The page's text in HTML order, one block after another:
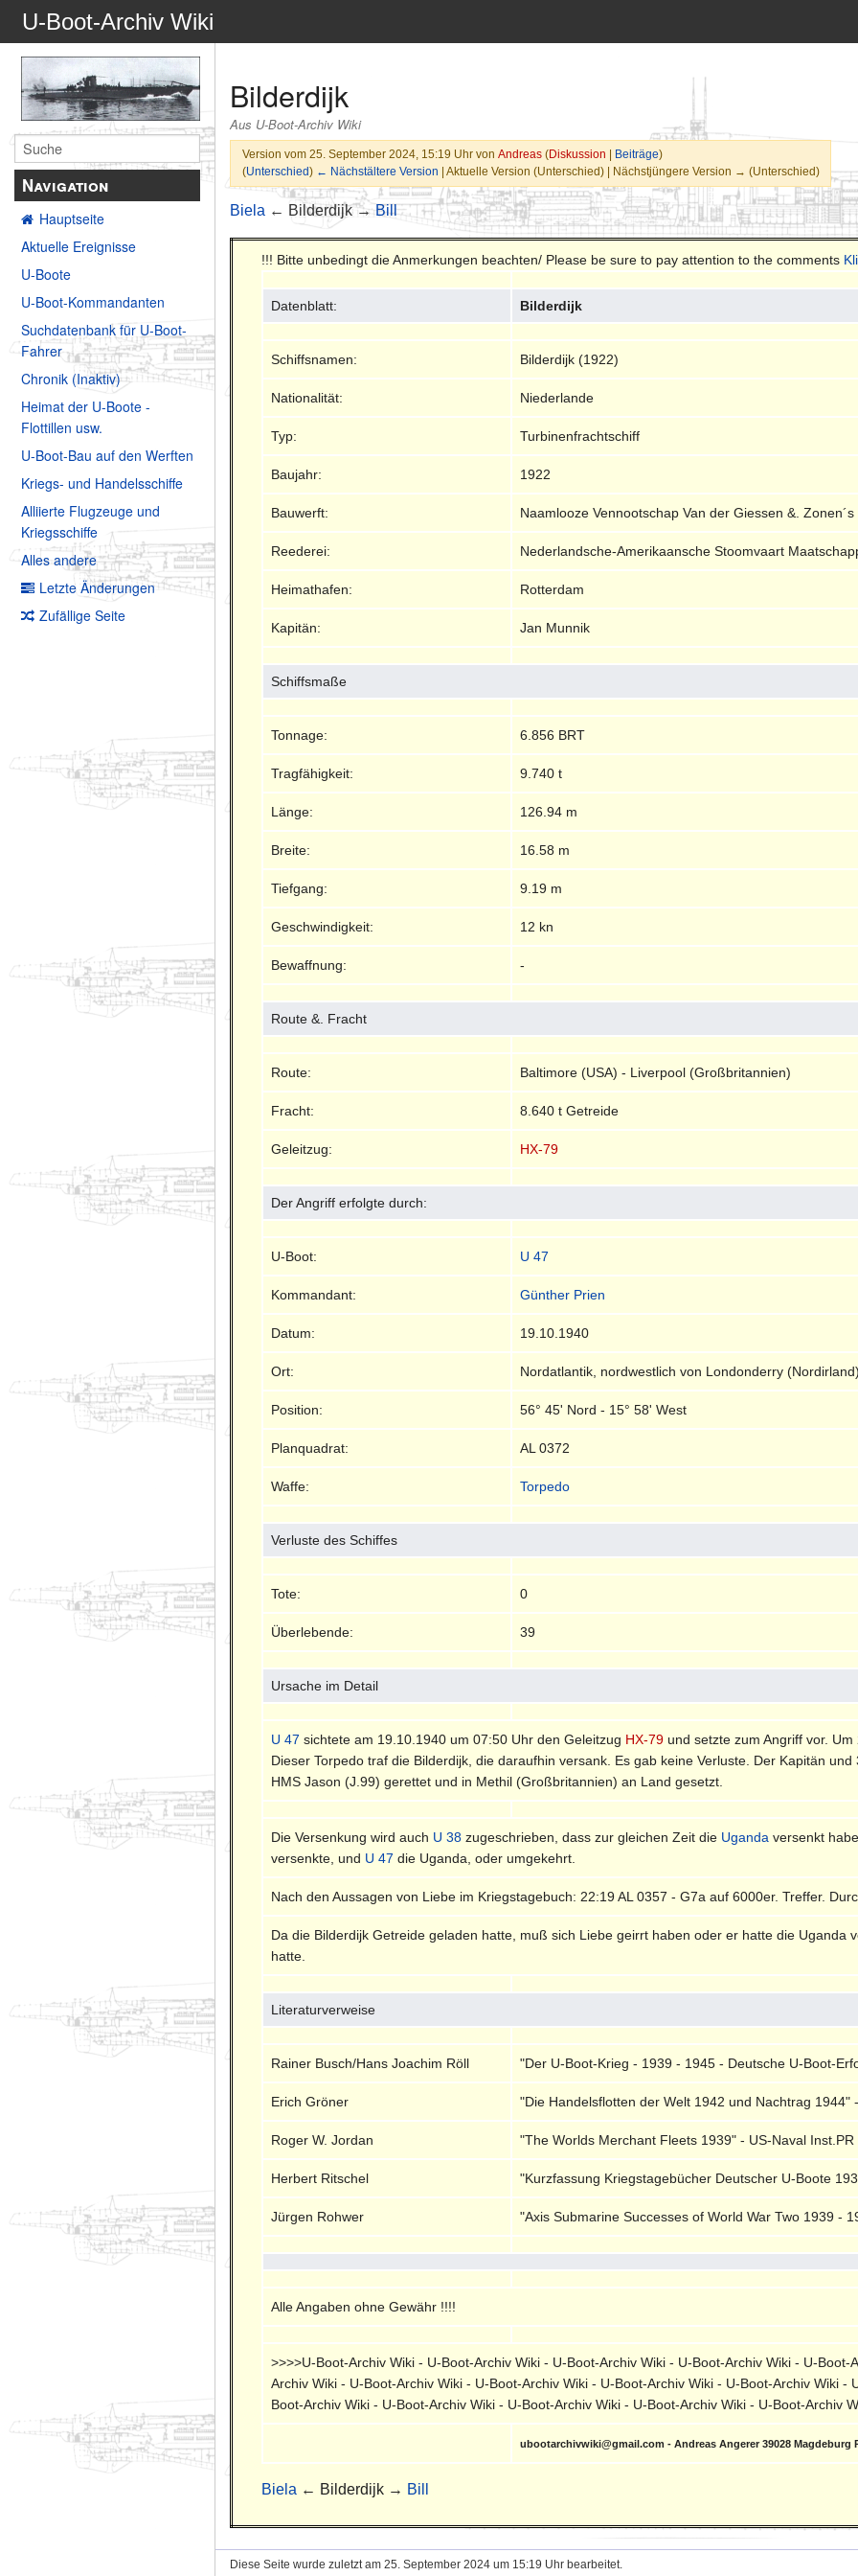
U-Boot-Archiv Wiki
Navigation
Hauptseite
Aktuelle Ereignisse
U-Boote
U-Boot-Kommandanten
Suchdatenbank für U-Boot-
Fahrer
Chronik (Inaktiv)
Heimat der U-Boote -
Flottillen usw.
U-Boot-Bau auf den Werften
Kriegs- und Handelsschiffe
Alliierte Flugzeuge und
Kriegsschiffe
Alles andere
Letzte Änderungen
Zufällige Seite
Bilderdijk
Aus U-Boot-Archiv Wiki
Version vom 25. September 2024, 15:19 Uhr von Andreas (Diskussion Beiträge)
(Unterschied) ← Nächstältere Version | Aktuelle Version (Unterschied) | Nächstjüngere Version → (Unterschied)
Biela ← Bilderdijk →Bill
!!! Bitte unbedingt die Anmerkungen beachten/ Please be sure to pay attention to the comments
Datenblatt: Bilderdijk
Schiffsnamen: Bilderdijk (1922)
Nationalität: Niederlande
Typ: Turbinenfrachtschiff
Baujahr: 1922
Bauwerft: Naamlooze Vennootschap Van der Giessen &.
Reederei: Nederlandsche-Amerikaansche Stoomvaart
Heimathafen: Rotterdam
Kapitän: Jan Munnik
Schiffsmaße
Tonnage: 6.856 BRT
Tragfähigkeit: 9.740 t
Länge: 126.94 m
Breite: 16.58 m
Tiefgang: 9.19 m
Geschwindigkeit: 12 kn
Bewaffnung: -
Route &. Fracht
Route: Baltimore (USA) - Liverpool (Großbritannien)
Fracht: 8.640 t Getreide
Geleitzug: HX-79
Der Angriff erfolgte durch:
U-Boot: U 47
Kommandant: Günther Prien
Datum: 19.10.1940
Ort: Nordatlantik, nordwestlich von Londonderry
Position: 56° 45' Nord - 15° 58' West
Planquadrat: AL 0372
Waffe: Torpedo
Verluste des Schiffes
Tote: 0
Überlebende: 39
Ursache im Detail
U 47 sichtete am 19.10.1940 um 07:50 Uhr den Geleitzug HX-79 und setzte zum Angriff vor.
Dieser Torpedo traf die Bilderdijk, die daraufhin versank. Es gab keine Verluste. Der Kapitän
HMS Jason (J.99) gerettet und in Methil (Großbritannien) an Land gesetzt.
Die Versenkung wird auch U 38 zugeschrieben, dass zur gleichen Zeit die Uganda versenkt
versenkte, und U 47 die Uganda, oder umgekehrt.
Nach den Aussagen von Liebe im Kriegstagebuch: 22:19 AL 0357 - G7a auf 6000er. Treffer.
Da die Bilderdijk Getreide geladen hatte, muß sich Liebe geirrt haben oder er hatte die
hatte.
Literaturverweise
Rainer Busch/Hans Joachim Röll "Der U-Boot-Krieg - 1939 - 1945 - Deutsche U-Boot-
Erich Gröner "Die Handelsflotten der Welt 1942 und Nachtrag
Roger W. Jordan "The Worlds Merchant Fleets 1939" - US-Naval
Herbert Ritschel "Kurzfassung Kriegstagebücher Deutscher U-Boote
Jürgen Rohwer "Axis Submarine Successes of World War Two 1939 -
Alle Angaben ohne Gewähr !!!!
>>>>U-Boot-Archiv Wiki - U-Boot-Archiv Wiki - U-Boot-Archiv Wiki - U-Boot-Archiv Wiki - U-
Archiv Wiki - U-Boot-Archiv Wiki - U-Boot-Archiv Wiki - U-Boot-Archiv Wiki - U-Boot-Archiv Wiki
Boot-Archiv Wiki - U-Boot-Archiv Wiki - U-Boot-Archiv Wiki - U-Boot-Archiv Wiki - U-Boot-Archiv
ubootarchivwiki@gmail.com - Andreas Angerer 39028 Magdeburg
Biela ← Bilderdijk → Bill
Diese Seite wurde zuletzt am 25. September 2024 um 15:19 Uhr bearbeitet.